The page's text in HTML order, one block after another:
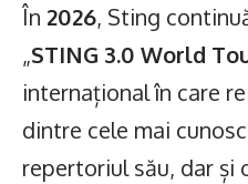
În 2026, Sting
„STING 3.0 World
internațional în care
dintre cele mai
repertoriul său, dar și